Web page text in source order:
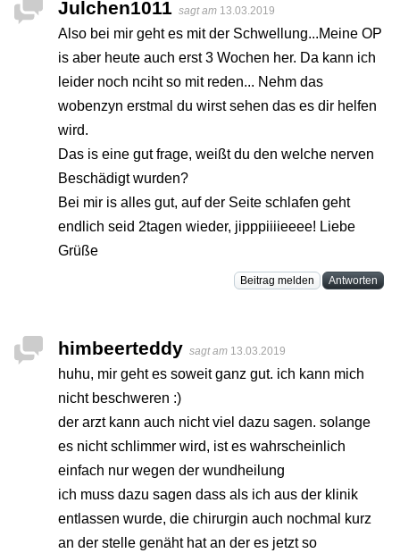
Julchen1011 sagt am 13.03.2019
Also bei mir geht es mit der Schwellung...Meine OP
is aber heute auch erst 3 Wochen her. Da kann ich
leider noch nciht so mit reden... Nehm das
wobenzyn erstmal du wirst sehen das es dir helfen
wird.
Das is eine gut frage, weißt du den welche nerven
Beschädigt wurden?
Bei mir is alles gut, auf der Seite schlafen geht
endlich seid 2tagen wieder, jipppiiiieeee! Liebe
Grüße
Beitrag melden Antworten
himbeerteddy sagt am 13.03.2019
huhu, mir geht es soweit ganz gut. ich kann mich
nicht beschweren :)
der arzt kann auch nicht viel dazu sagen. solange
es nicht schlimmer wird, ist es wahrscheinlich
einfach nur wegen der wundheilung
ich muss dazu sagen dass als ich aus der klinik
entlassen wurde, die chirurgin auch nochmal kurz
an der stelle genäht hat an der es jetzt so